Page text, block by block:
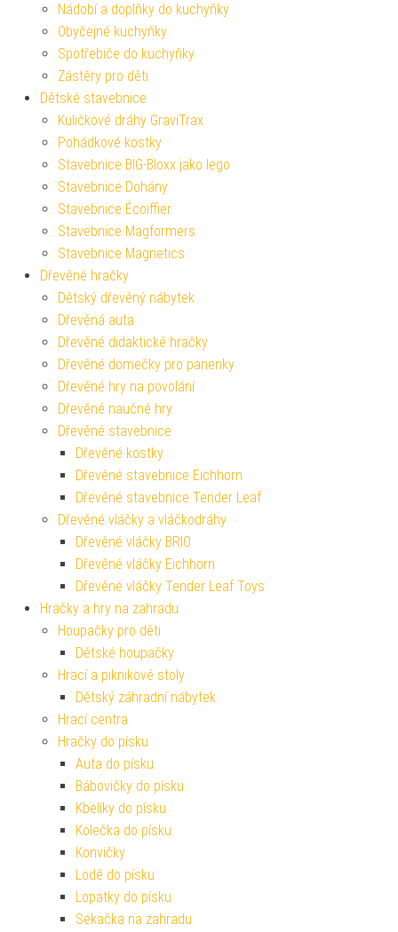
Nádobí a doplňky do kuchyňky
Obyčejné kuchyňky
Spotřebiče do kuchyňky
Zástěry pro děti
Dětské stavebnice
Kuličkové dráhy GraviTrax
Pohádkové kostky
Stavebnice BIG-Bloxx jako lego
Stavebnice Dohány
Stavebnice Écoiffier
Stavebnice Magformers
Stavebnice Magnetics
Dřevěné hračky
Dětský dřevěný nábytek
Dřevěná auta
Dřevěné didaktické hračky
Dřevěné domečky pro panenky
Dřevěné hry na povolání
Dřevěné naučné hry
Dřevěné stavebnice
Dřevěné kostky
Dřevěné stavebnice Eichhorn
Dřevěné stavebnice Tender Leaf
Dřevěné vláčky a vláčkodráhy
Dřevěné vláčky BRIO
Dřevěné vláčky Eichhorn
Dřevěné vláčky Tender Leaf Toys
Hračky a hry na zahradu
Houpačky pro děti
Dětské houpačky
Hrací a piknikové stoly
Dětský záhradní nábytek
Hrací centra
Hračky do písku
Auta do písku
Bábovičky do písku
Kbelíky do písku
Kolečka do písku
Konvičky
Lodě do písku
Lopatky do písku
Sekačka na zahradu